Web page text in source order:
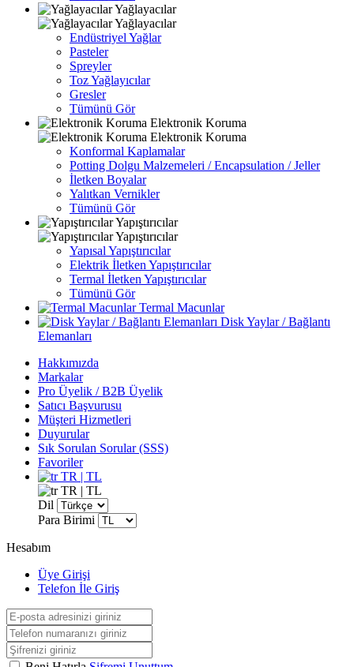
Yağlayacılar
Yağlayacılar
Endüstriyel Yağlar
Pasteler
Spreyler
Toz Yağlayıcılar
Gresler
Tümünü Gör
Elektronik Koruma
Elektronik Koruma
Konformal Kaplamalar
Potting Dolgu Malzemeleri / Encapsulation / Jeller
İletken Boyalar
Yalıtkan Vernikler
Tümünü Gör
Yapıştırıcılar
Yapıştırıcılar
Yapısal Yapıştırıcılar
Elektrik İletken Yapıştırıcılar
Termal İletken Yapıştırıcılar
Tümünü Gör
Termal Macunlar
Disk Yaylar / Bağlantı
Elemanları
Hakkımızda
Markalar
Pro Üyelik / B2B Üyelik
Satıcı Başvurusu
Müşteri Hizmetleri
Duyurular
Sık Sorulan Sorular (SSS)
Favoriler
TR | TL
TR | TL
Dil
Para Birimi
Hesabım
Üye Girişi
Telefon İle Giriş